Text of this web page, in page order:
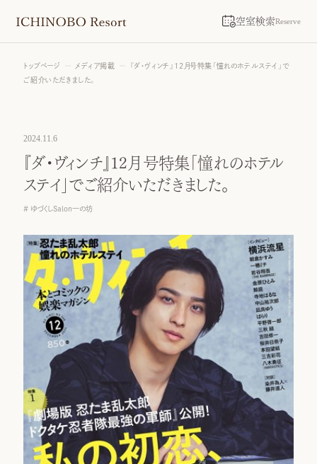
空室検索Reserve
トップページ メディア掲載
『ダ・ヴィンチ』12月号特集「憧れのホテルステイ」で
ご紹介いただきました。
2024.11.6
『ダ・ヴィンチ』12月号特集「憧れのホテル
ステイ」でご紹介いただきました。
ゆづくしSalon一の坊